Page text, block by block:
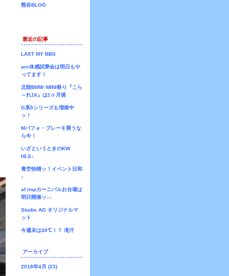
熊谷BLOG
最近の記事
LAST MY BBS
arc体感試乗会は明日もや
ってます！
北陸BMW･MINI祭り『こら
～れ16』は1ヶ月後
G系5シリーズも増殖中
ッ！
Mパフォ・ブレーキ買うな
ら今！
いざというときのKW
HLS♪
青空快晴ッ！イベント日和
♪
af impカーニバルお台場は
明日開催ッ♪♪
Studie AG オリジナルマ
ット
今週末は30℃！？ 滝汗
アーカイブ
2018年4月 (23)